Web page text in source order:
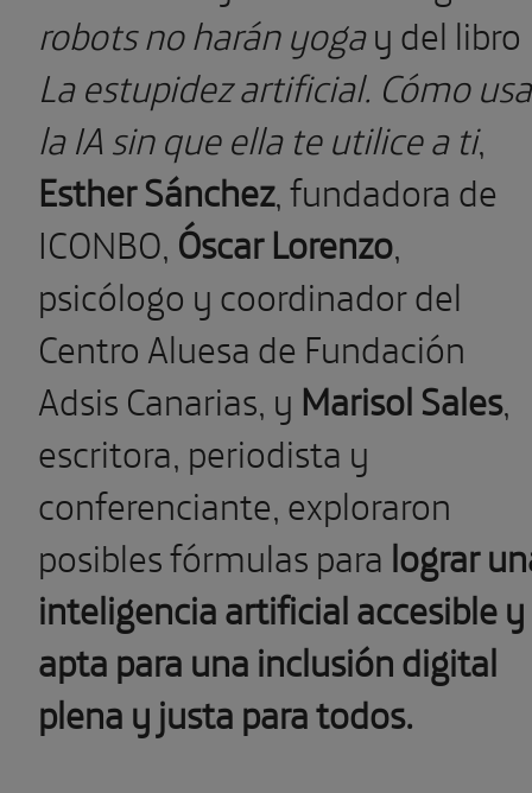
robots no harán yogay del libro
La estupidez artificial. Cómo
la IA sin que ella te utilice a ti,
Esther Sánchez, fundadora de
ICONBO, Óscar Lorenzo,
psicólogo y coordinador del
Centro Aluesa de Fundación
Adsis Canarias, y Marisol Sales,
escritora, periodista y
conferenciante,exploraron
posibles fórmulas para lograr
inteligencia artificial accesible y
apta para una inclusión digital
plena y justa para todos.